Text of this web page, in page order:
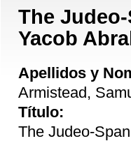
The
Yacob
Apellidos y
Armistead,
Título:
The Judeo-